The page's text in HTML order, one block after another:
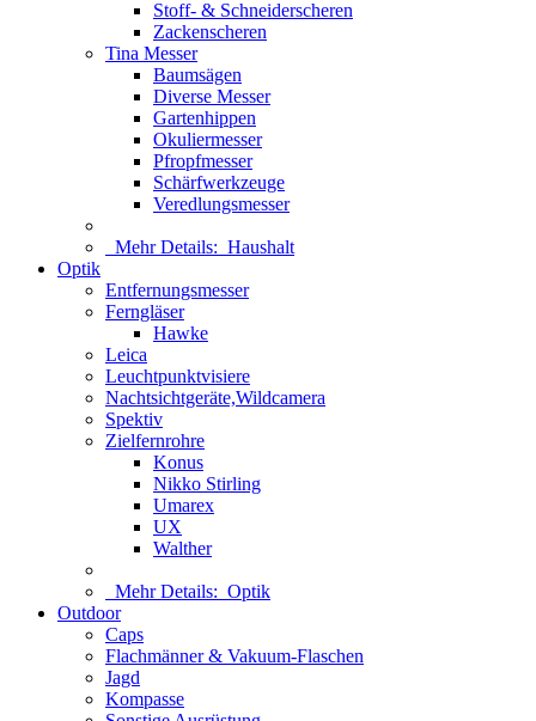
Stoff- & Schneiderscheren
Zackenscheren
Tina Messer
Baumsägen
Diverse Messer
Gartenhippen
Okuliermesser
Pfropfmesser
Schärfwerkzeuge
Veredlungsmesser
Mehr Details: Haushalt
Optik
Entfernungsmesser
Ferngläser
Hawke
Leica
Leuchtpunktvisiere
Nachtsichtgeräte,Wildcamera
Spektiv
Zielfernrohre
Konus
Nikko Stirling
Umarex
UX
Walther
Mehr Details: Optik
Outdoor
Caps
Flachmänner & Vakuum-Flaschen
Jagd
Kompasse